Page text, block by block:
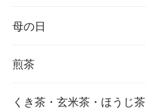
母の日
煎茶
くき茶・玄米茶・ほうじ茶